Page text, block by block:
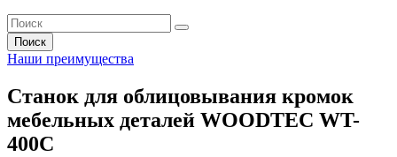
Поиск
Наши преимущества
Станок для облицовывания кромок
мебельных деталей WOODTEC WT-
400С